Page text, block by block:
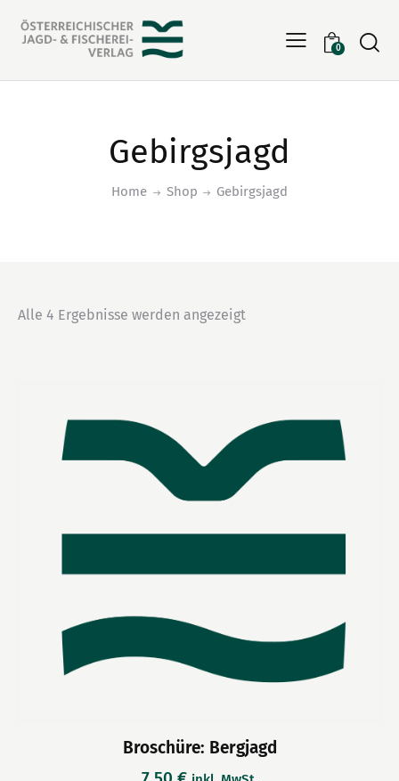
0
Gebirgsjagd
Home Shop Gebirgsjagd
Alle 4 Ergebnisse werden angezeigt
Broschüre: Bergjagd